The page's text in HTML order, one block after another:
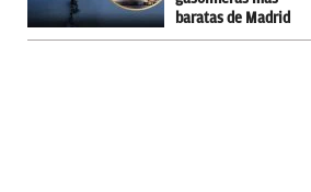
baratas de Madrid